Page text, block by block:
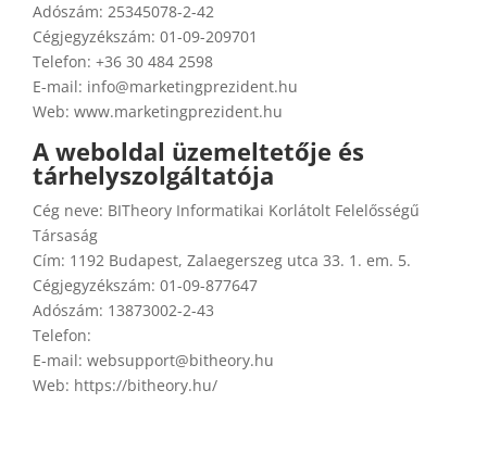
Adószám: 25345078-2-42
Cégjegyzékszám: 01-09-209701
Telefon: +36 30 484 2598
E-mail: info@marketingprezident.hu
Web: www.marketingprezident.hu
A weboldal üzemeltetője és
tárhelyszolgáltatója
Cég neve: BITheory Informatikai Korlátolt Felelősségű
Társaság
Cím: 1192 Budapest, Zalaegerszeg utca 33. 1. em. 5.
Cégjegyzékszám: 01-09-877647
Adószám: 13873002-2-43
Telefon:
E-mail: websupport@bitheory.hu
Web: https://bitheory.hu/